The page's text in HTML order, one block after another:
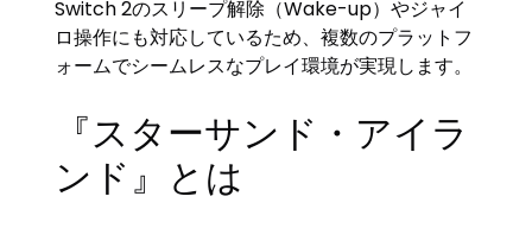
Switch 2のスリープ解除（Wake-up）やジャイ
ロ操作にも対応しているため、複数のプラットフ
ォームでシームレスなプレイ環境が実現します。
『スターサンド・アイラ
ンド』とは